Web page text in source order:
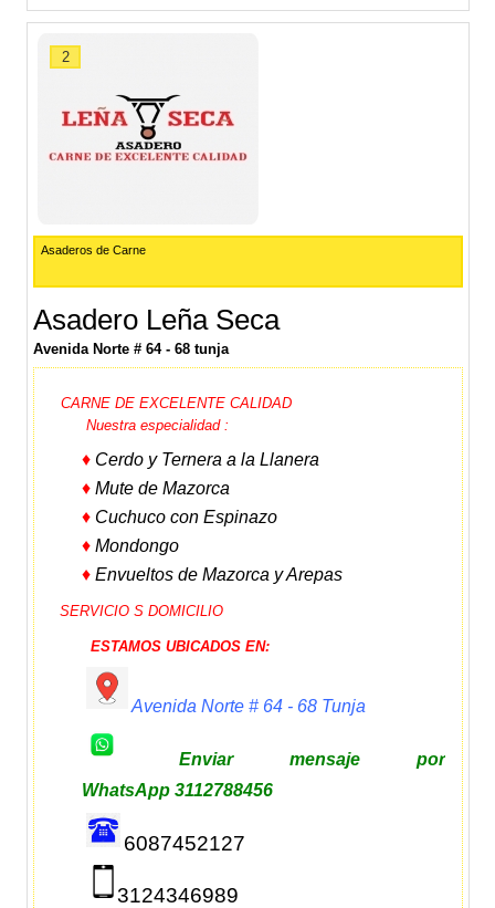
2
Asaderos de Carne
Asadero Leña Seca
Avenida Norte # 64 - 68 tunja
CARNE DE EXCELENTE CALIDAD
Nuestra especialidad :
♦ Cerdo y Ternera a la Llanera
♦Mute de Mazorca
♦ Cuchuco con Espinazo
♦Mondongo
♦Envueltos de Mazorca y Arepas
SERVICIO S DOMICILIO
ESTAMOS UBICADOS EN:
Avenida Norte # 64 - 68 Tunja
Enviar mensaje por
WhatsApp 3112788456
6087452127
3124346989